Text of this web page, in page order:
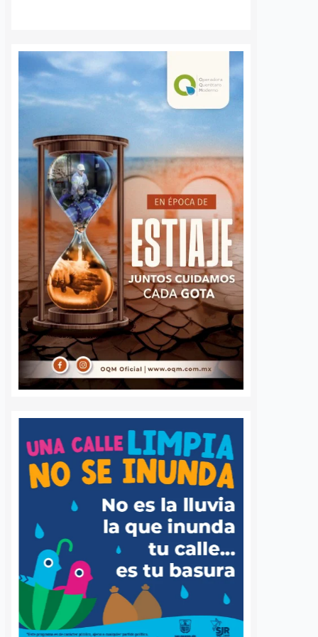
representará
en misión
en
6 agosto, 2026
voluntaria Beatriz,
los cuerpos de
de Montes,
a Querétaro en la
que México
apoyar…
Buscará Fiscalía de
Querétaro mantener en
prisión preventiva a
neurocirujano acusado
de agresión sexual
Daniel Rico 6 agosto, 2026
La Fiscalía General del Estado de
Querétaro afirmó que agotará
mantener la medida cautelar de
prisión preventiva justificada en
contra del médico neurocirujano
acusado de…
VER MÁS